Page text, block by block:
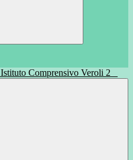
Istituto Comprensivo Veroli 2